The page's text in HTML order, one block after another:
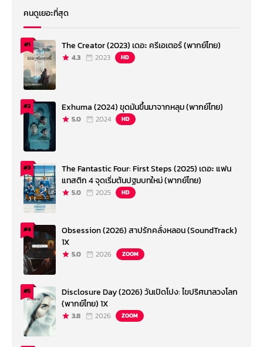
คนดูเยอะที่สุด
#1 The Creator (2023) เดอะ ครีเอเตอร์ (พากย์ไทย)
4.3 2023 HD
#2 Exhuma (2024) ขุดมันขึ้นมาจากหลุม (พากย์ไทย)
5.0 2024 HD
#3
The Fantastic Four: First Steps (2025) เดอะ แฟน
แทสติก 4 จุดเริ่มต้นปฐมบทใหม่ (พากย์ไทย)
5.0 2025 HD
#4
Obsession (2026) สาปรักคลั่งหลอน (SoundTrack)
1X
5.0 2026 ZOOM
#5
Disclosure Day (2026) วันเปิดโปง: ไขปริศนาลวงโลก
(พากย์ไทย) 1X
3.8 2026 ZOOM